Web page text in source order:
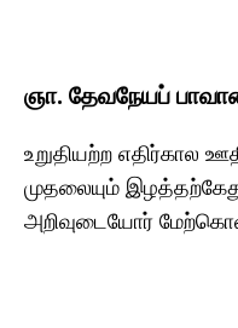
ஞா. தேவநேயப்
உறுதியற்ற எதிர்கால
முதலையும்
அறிவுடையோர்